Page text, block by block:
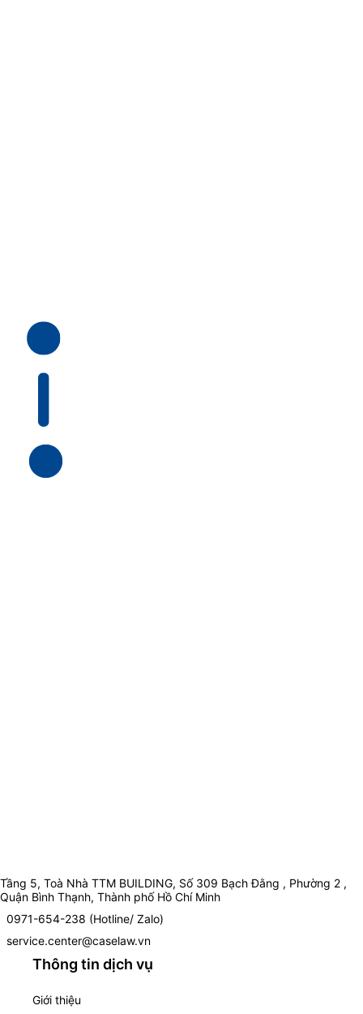
Tầng 5, Toà Nhà TTM BUILDING, Số 309 Bạch Đằng , Phường 2 ,
Quận Bình Thạnh, Thành phố Hồ Chí Minh
0971-654-238 (Hotline/ Zalo)
service.center@caselaw.vn
Thông tin dịch vụ
Giới thiệu